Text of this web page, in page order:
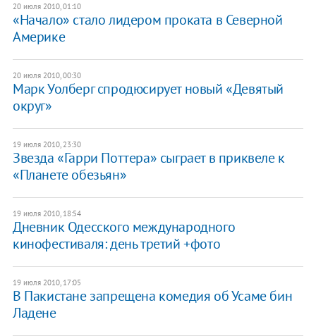
20 июля 2010, 01:10
«Начало» стало лидером проката в Северной
Америке
20 июля 2010, 00:30
Марк Уолберг спродюсирует новый «Девятый
округ»
19 июля 2010, 23:30
Звезда «Гарри Поттера» сыграет в приквеле к
«Планете обезьян»
19 июля 2010, 18:54
Дневник Одесского международного
кинофестиваля: день третий +фото
19 июля 2010, 17:05
В Пакистане запрещена комедия об Усаме бин
Ладене